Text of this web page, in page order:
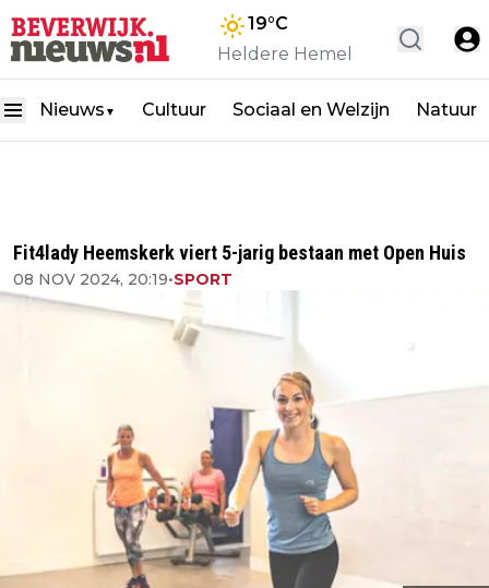
19°C
Heldere Hemel
Nieuws ▼ Cultuur Sociaal en Welzijn Natuur
Fit4lady Heemskerk viert 5-jarig bestaan met Open Huis
08 NOV 2024, 20:19•SPORT